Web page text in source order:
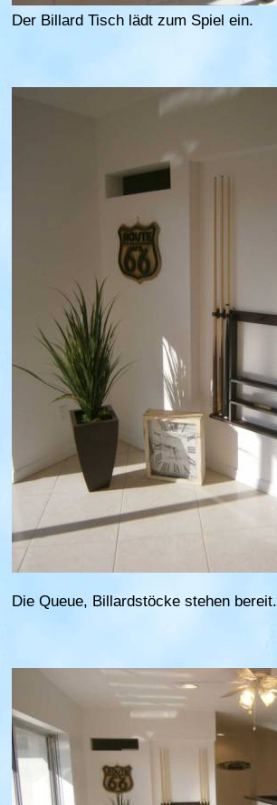
Der Billard Tisch lädt zum Spiel ein.
Die Queue, Billardstöcke stehen bereit.